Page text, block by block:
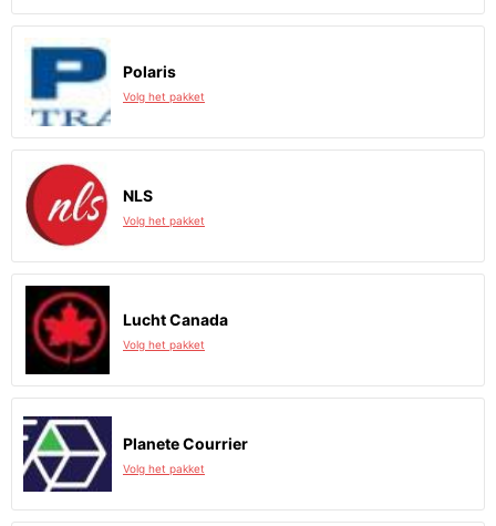
Polaris
Volg het pakket
NLS
Volg het pakket
Lucht Canada
Volg het pakket
Planete Courrier
Volg het pakket